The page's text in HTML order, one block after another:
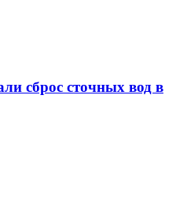
сброс сточных вод в